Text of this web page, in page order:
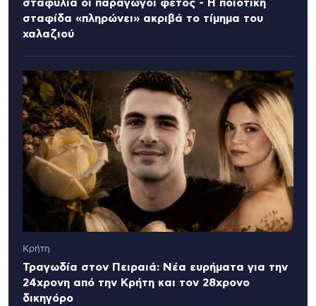
σταφύλια οι παραγωγοί φέτος - Η ποιοτική
σταφίδα «πληρώνει» ακριβά το τίμημα του
χαλαζιού
Κρήτη
Τραγωδία στον Πειραιά: Νέα ευρήματα για την
24χρονη από την Κρήτη και τον 28χρονο
δικηγόρο